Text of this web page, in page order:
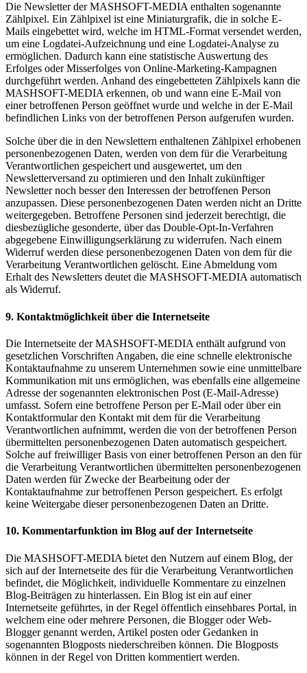
Die Newsletter der MASHSOFT-MEDIA enthalten sogenannte
Zählpixel. Ein Zählpixel ist eine Miniaturgrafik, die in solche E-
Mails eingebettet wird, welche im HTML-Format versendet werden,
um eine Logdatei-Aufzeichnung und eine Logdatei-Analyse zu
ermöglichen. Dadurch kann eine statistische Auswertung des
Erfolges oder Misserfolges von Online-Marketing-Kampagnen
durchgeführt werden. Anhand des eingebetteten Zählpixels kann die
MASHSOFT-MEDIA erkennen, ob und wann eine E-Mail von
einer betroffenen Person geöffnet wurde und welche in der E-Mail
befindlichen Links von der betroffenen Person aufgerufen wurden.
Solche über die in den Newslettern enthaltenen Zählpixel erhobenen
personenbezogenen Daten, werden von dem für die Verarbeitung
Verantwortlichen gespeichert und ausgewertet, um den
Newsletterversand zu optimieren und den Inhalt zukünftiger
Newsletter noch besser den Interessen der betroffenen Person
anzupassen. Diese personenbezogenen Daten werden nicht an Dritte
weitergegeben. Betroffene Personen sind jederzeit berechtigt, die
diesbezügliche gesonderte, über das Double-Opt-In-Verfahren
abgegebene Einwilligungserklärung zu widerrufen. Nach einem
Widerruf werden diese personenbezogenen Daten von dem für die
Verarbeitung Verantwortlichen gelöscht. Eine Abmeldung vom
Erhalt des Newsletters deutet die MASHSOFT-MEDIA automatisch
als Widerruf.
9. Kontaktmöglichkeit über die Internetseite
Die Internetseite der MASHSOFT-MEDIA enthält aufgrund von
gesetzlichen Vorschriften Angaben, die eine schnelle elektronische
Kontaktaufnahme zu unserem Unternehmen sowie eine unmittelbare
Kommunikation mit uns ermöglichen, was ebenfalls eine allgemeine
Adresse der sogenannten elektronischen Post (E-Mail-Adresse)
umfasst. Sofern eine betroffene Person per E-Mail oder über ein
Kontaktformular den Kontakt mit dem für die Verarbeitung
Verantwortlichen aufnimmt, werden die von der betroffenen Person
übermittelten personenbezogenen Daten automatisch gespeichert.
Solche auf freiwilliger Basis von einer betroffenen Person an den für
die Verarbeitung Verantwortlichen übermittelten personenbezogenen
Daten werden für Zwecke der Bearbeitung oder der
Kontaktaufnahme zur betroffenen Person gespeichert. Es erfolgt
keine Weitergabe dieser personenbezogenen Daten an Dritte.
10. Kommentarfunktion im Blog auf der Internetseite
Die MASHSOFT-MEDIA bietet den Nutzern auf einem Blog, der
sich auf der Internetseite des für die Verarbeitung Verantwortlichen
befindet, die Möglichkeit, individuelle Kommentare zu einzelnen
Blog-Beiträgen zu hinterlassen. Ein Blog ist ein auf einer
Internetseite geführtes, in der Regel öffentlich einsehbares Portal, in
welchem eine oder mehrere Personen, die Blogger oder Web-
Blogger genannt werden, Artikel posten oder Gedanken in
sogenannten Blogposts niederschreiben können. Die Blogposts
können in der Regel von Dritten kommentiert werden.